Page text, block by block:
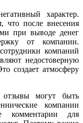
характер.
что после внесения
при выводе денег
от компании.
компаний
недостоверную
создает атмосферу
могут быть
компании
комментарии для